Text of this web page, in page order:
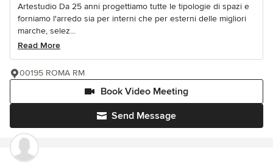
Artestudio Da 25 anni progettiamo tutte le tipologie di spazi e
forniamo l'arredo sia per interni che per esterni delle migliori
marche, selez...
Read More
Send Message
Book Video Meeting
00195 ROMA RM